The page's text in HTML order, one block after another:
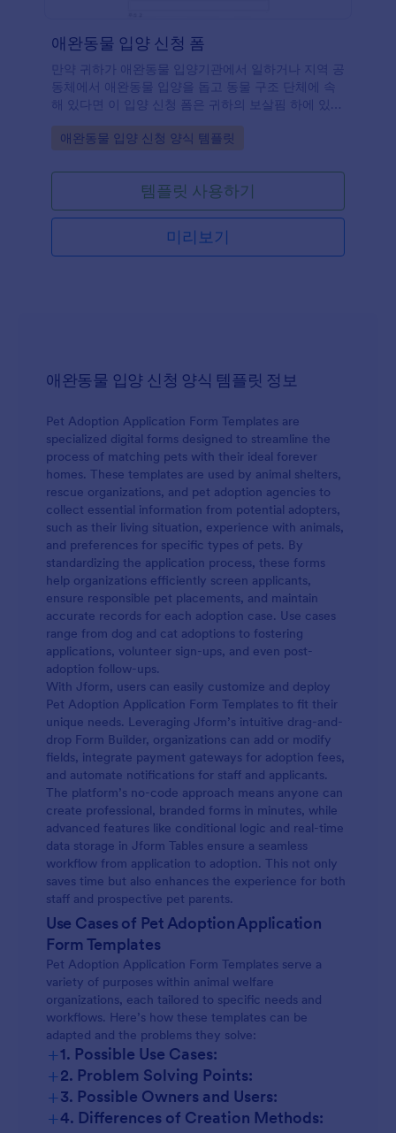
애완동물 입양 신청 폼
만약 귀하가 애완동물 입양기관에서 일하거나 지역 공
동체에서 애완동물 입양을 돕고 동물 구조 단체에 속
해 있다면 이 입양 신청 폼은 귀하의 보살핌 하에 있는
애완동물들을 입양하려는 사람들과 접촉할 수 있게 해
줄 것입니다. 이 템플릿은 입양자들이 그들의 개인 및
하여 집에서 애완동물들을 돌본 내력과 같은 세부사항
들을 제공하는 것을 위해 만들어졌습니다. 또한 미래
의 애완동물 입양자들이 입양과 관련된 귀하의 규정과
조건들을 이해하는 것이 중요하기 때문에 이 템플릿은
애완동물 입양 신청 제출전에 입양자들이 계약 조건들
Go to Category:
애완동물 입양 신청 양식 템플릿
템플릿 사용하기
미리보기
애완동물 입양 신청 양식 템플릿 정보
Pet Adoption Application Form Templates are
specialized digital forms designed to streamline the
process of matching pets with their ideal forever
homes. These templates are used by animal shelters,
rescue organizations, and pet adoption agencies to
collect essential information from potential adopters,
such as their living situation, experience with animals,
and preferences for specific types of pets. By
standardizing the application process, these forms
help organizations efficiently screen applicants,
ensure responsible pet placements, and maintain
accurate records for each adoption case. Use cases
range from dog and cat adoptions to fostering
applications, volunteer sign-ups, and even post-
adoption follow-ups.
With Jform, users can easily customize and deploy
Pet Adoption Application Form Templates to fit their
unique needs. Leveraging Jform’s intuitive drag-and-
drop Form Builder, organizations can add or modify
fields, integrate payment gateways for adoption fees,
and automate notifications for staff and applicants.
The platform’s no-code approach means anyone can
create professional, branded forms in minutes, while
advanced features like conditional logic and real-time
data storage in Jform Tables ensure a seamless
workflow from application to adoption. This not only
saves time but also enhances the experience for both
staff and prospective pet parents.
Use Cases of Pet Adoption Application
Form Templates
Pet Adoption Application Form Templates serve a
variety of purposes within animal welfare
organizations, each tailored to specific needs and
workflows. Here’s how these templates can be
adapted and the problems they solve:
+1. Possible Use Cases:
+2. Problem Solving Points:
+3. Possible Owners and Users:
+4. Differences of Creation Methods: